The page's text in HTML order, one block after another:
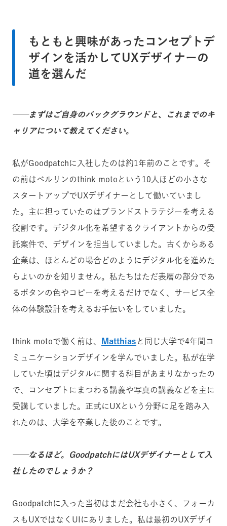
もともと興味があったコンセプトデ
ザインを活かしてUXデザイナーの
道を選んだ
──まずはご自身のバックグラウンドと、これまでのキ
ャリアについて教えてください。
私がGoodpatchに入社したのは約1年前のことです。そ
の前はベルリンのthink motoという10人ほどの小さな
スタートアップでUXデザイナーとして働いていまし
た。主に担っていたのはブランドストラテジーを考える
役割です。デジタル化を希望するクライアントからの受
託案件で、デザインを担当していました。古くからある
企業は、ほとんどの場合どのようにデジタル化を進めた
らよいのかを知りません。私たちはただ表層の部分であ
るボタンの色やコピーを考えるだけでなく、サービス全
体の体験設計を考えるお手伝いをしていました。
think motoで働く前は、 Matthias と同じ大学で4年間コ
ミュニケーションデザインを学んでいました。私が在学
していた頃はデジタルに関する科目があまりなかったの
で、コンセプトにまつわる講義や写真の講義などを主に
受講していました。正式にUXという分野に足を踏み入
れたのは、大学を卒業した後のことです。
──なるほど。GoodpatchにはUXデザイナーとして入
社したのでしょうか？
Goodpatchに入った当初はまだ会社も小さく、フォーカ
スもUXではなくUIにありました。私は最初のUXデザイ